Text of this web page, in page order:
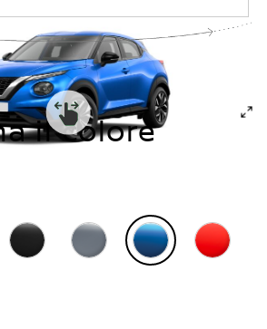
Combinato (WLTP)
Tipo di trasmissione
Automatico
il colore